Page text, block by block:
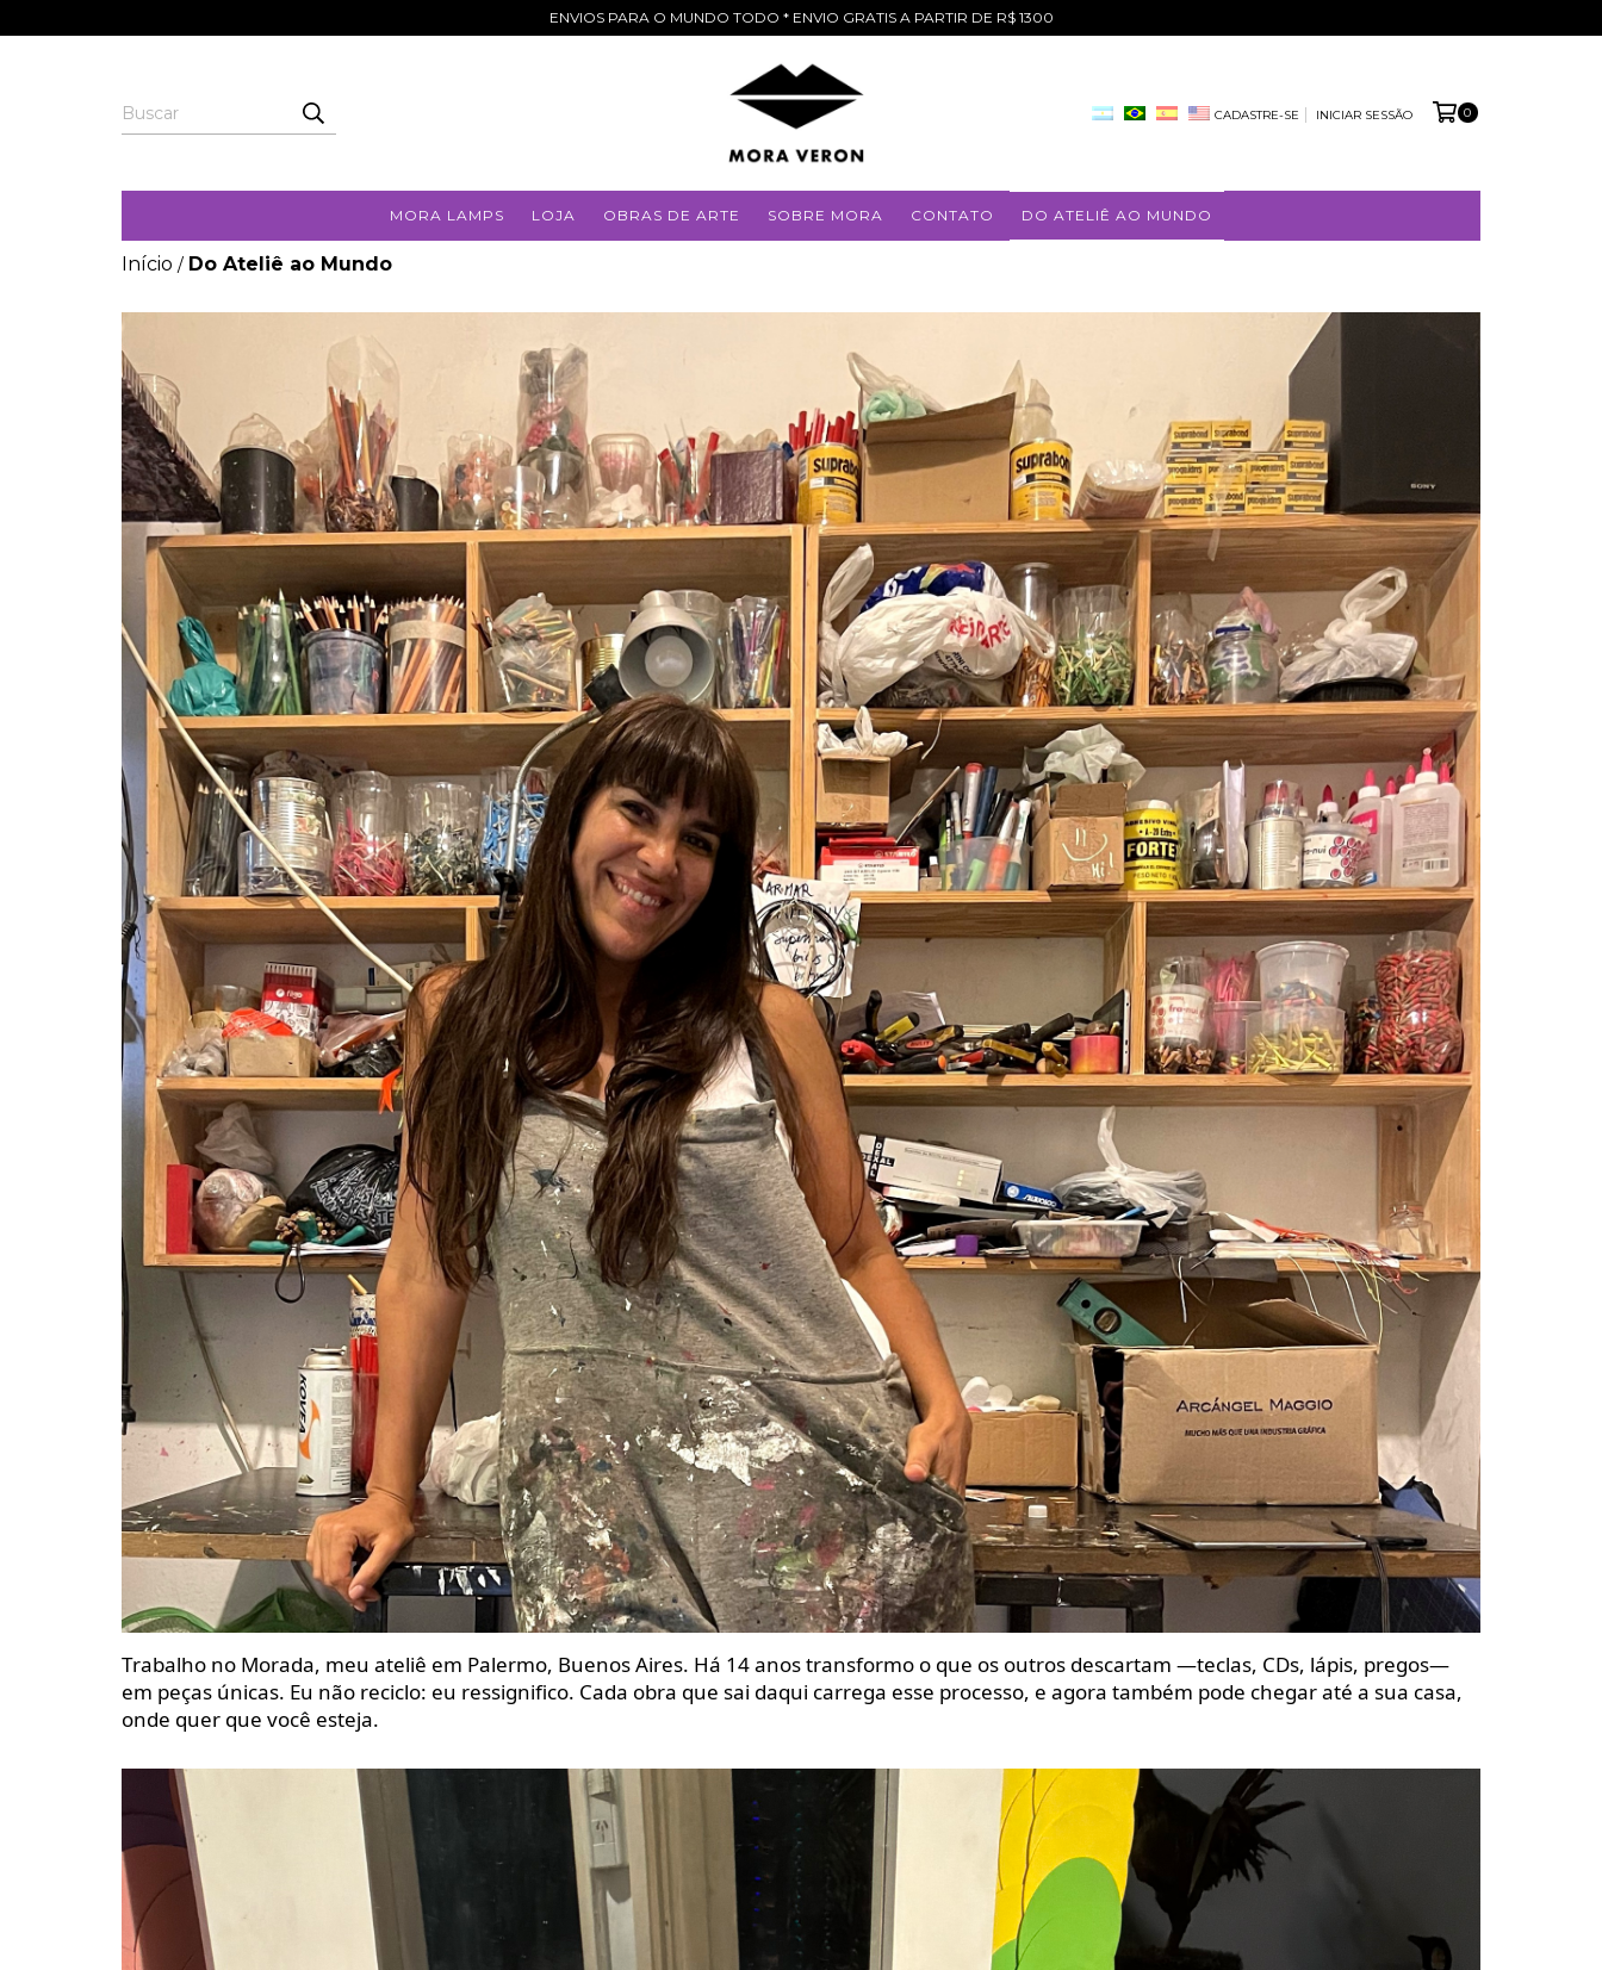
ENVIOS PARA O MUNDO TODO * ENVIO GRATIS A PARTIR DE R$ 1300
CADASTRE-SE INICIAR SESSÃO 0
MORA LAMPS LOJA OBRAS DE ARTE SOBRE MORA CONTATO DO ATELIÊ AO MUNDO
Início / Do Ateliê ao Mundo
Trabalho no Morada, meu ateliê em Palermo, Buenos Aires. Há 14 anos transformo o que os outros descartam —teclas, CDs, lápis, pregos—
em peças únicas. Eu não reciclo: eu ressignifico. Cada obra que sai daqui carrega esse processo, e agora também pode chegar até a sua casa,
onde quer que você esteja.